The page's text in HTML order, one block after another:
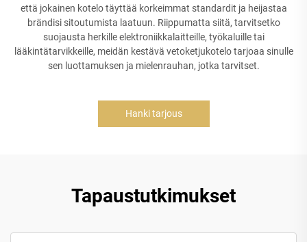
että jokainen kotelo täyttää korkeimmat standardit ja heijastaa
brändisi sitoutumista laatuun. Riippumatta siitä, tarvitsetko
suojausta herkille elektroniikkalaitteille, työkaluille tai
lääkintätarvikkeille, meidän kestävä vetoketjukotelo tarjoaa sinulle
sen luottamuksen ja mielenrauhan, jotka tarvitset.
Hanki tarjous
Tapaustutkimukset